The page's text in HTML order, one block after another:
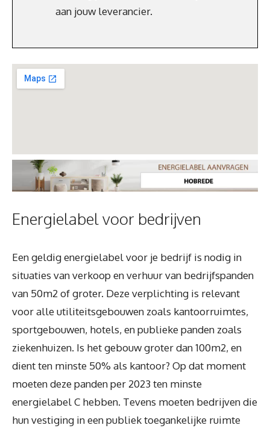
aan jouw leverancier.
Energielabel voor bedrijven
Een geldig energielabel voor je bedrijf is nodig in
situaties van verkoop en verhuur van bedrijfspanden
van 50m2 of groter. Deze verplichting is relevant
voor alle utiliteitsgebouwen zoals kantoorruimtes,
sportgebouwen, hotels, en publieke panden zoals
ziekenhuizen. Is het gebouw groter dan 100m2, en
dient ten minste 50% als kantoor? Op dat moment
moeten deze panden per 2023 ten minste
energielabel C hebben. Tevens moeten bedrijven die
hun vestiging in een publiek toegankelijke ruimte